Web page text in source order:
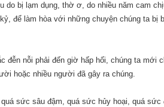
do bị lạm dụng, thờ ơ, do nhiều năm cam
để làm hòa với những chuyện chúng ta
đễn nỗi phải đến giờ hấp hối, chúng ta
hoặc nhiều người đã gây ra chúng.
sức sâu đậm, quá sức hủy hoại, quá